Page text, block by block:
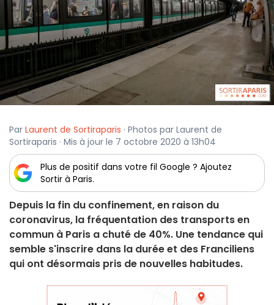
Par Laurent de Sortiraparis · Photos par Laurent de
Sortiraparis · Mis à jour le 7 octobre 2020 à 13h04
Plus de positif dans votre fil Google ? Ajoutez
Sortir à Paris.
Depuis la fin du confinement, en raison du
coronavirus, la fréquentation des transports en
commun à Paris a chuté de 40%. Une tendance qui
semble s'inscrire dans la durée et des Franciliens
qui ont désormais pris de nouvelles habitudes.